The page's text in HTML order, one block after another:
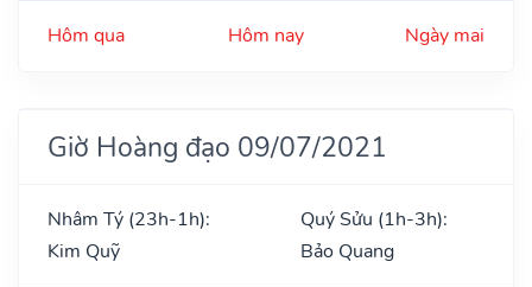
Hôm qua Hôm nay Ngày mai
Giờ Hoàng đạo 09/07/2021
Nhâm Tý (23h-1h):
Kim Quỹ
Quý Sửu (1h-3h):
Bảo Quang